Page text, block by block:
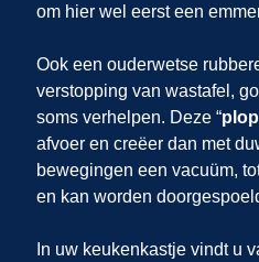
om hier wel eerst een
Ook een ouderwetse
verstopping van wastafel,
soms verhelpen. Deze “
afvoer en creëer dan met
bewegingen een vacuüm,
en kan worden
In uw keukenkastje vindt u